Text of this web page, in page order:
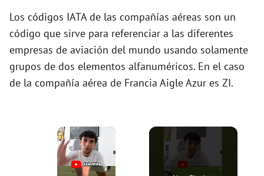
Los códigos IATA de las compañías aéreas son un
código que sirve para referenciar a las diferentes
empresas de aviación del mundo usando solamente
grupos de dos elementos alfanuméricos. En el caso
de la compañía aérea de Francia Aigle Azur es ZI.
×